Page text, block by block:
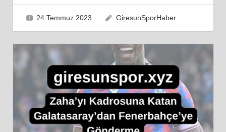
24 Temmuz 2023 GiresunSporHaber